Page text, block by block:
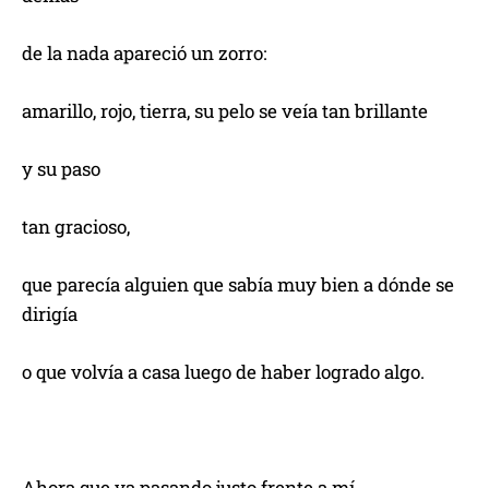
de la nada apareció un zorro:
amarillo, rojo, tierra, su pelo se veía tan brillante
y su paso
tan gracioso,
que parecía alguien que sabía muy bien a dónde se
dirigía
o que volvía a casa luego de haber logrado algo.